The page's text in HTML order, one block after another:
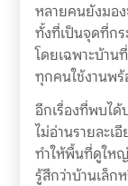
หลายคนยังมอง
ทั้งที่เป็นจุดที่ก
โดยเฉพาะบ้าน
ทุกคนใช้งานพ
อีกเรื่องที่พบได้
ไม่อ่านรายละเ
ทำให้พื้นที่ดูใหญ่
รู้สึกว่าบ้านเล็ก